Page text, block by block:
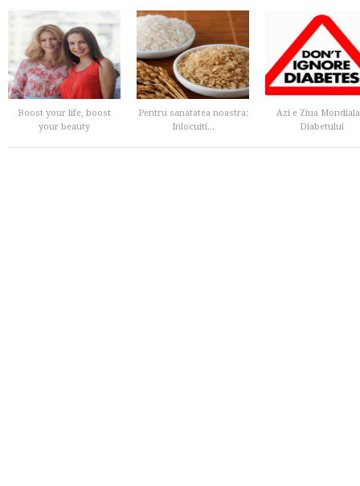
Boost your life, boost
your beauty
Pentru sanatatea noastra:
Inlocuiti...
Azi e Ziua
Diabetului